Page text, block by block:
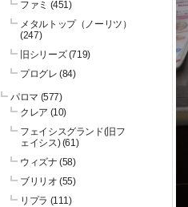
ファミ (451)
メタルトップ（ノーリツ）
(247)
旧シリーズ(719)
プログレ (84)
パロマ (577)
クレア (10)
フェイシスグランド(旧フ
ェイシス)(61)
ウィズナ (58)
ブリリオ (55)
リプラ (111)